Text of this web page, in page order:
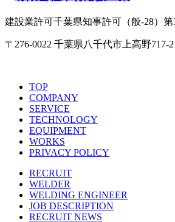
建設業許可千葉県知事許可（般-28）第
〒276-0022 千葉県八千代市上高野717-2
TOP
COMPANY
SERVICE
TECHNOLOGY
EQUIPMENT
WORKS
PRIVACY POLICY
RECRUIT
WELDER
WELDING ENGINEER
JOB DESCRIPTION
RECRUIT NEWS